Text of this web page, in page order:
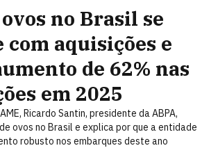
no Brasil se
aquisições e
de 62% nas
em 2025
Ricardo Santin, presidente da ABPA,
ovos no Brasil e explica por que a entidade
robusto nos embarques deste ano